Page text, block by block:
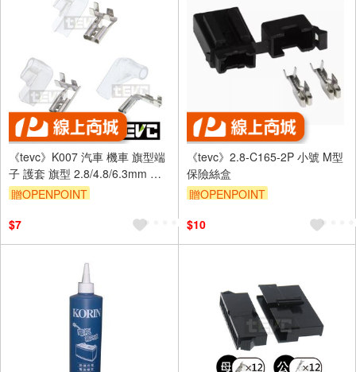
《tevc》K007 汽車 機車 旗型端
子 護套 旗型 2.8/4.8/6.3mm 改
裝 喇叭 繼電器 L型
贈OPENPOINT
$7
《tevc》2.8-C165-2P 小號 M型
保險絲盒
贈OPENPOINT
$10